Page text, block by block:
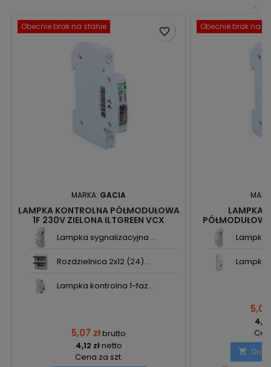
<
Obecnie brak na stanie
MARKA: GACIA
LAMPKA KONTROLNA PÓŁMODUŁOWA
1F 230V ZIELONA ILTGREEN VCX
Lampka sygnalizacyjna ...
Rozdzielnica 2x12 (24)...
Lampka kontrolna 1-faz...
5,07 złbrutto
4,12 złnetto
Cena za szt.
favorite_border Obecnie brak na
LAMPKA
Lampka
Lampka
5,07
